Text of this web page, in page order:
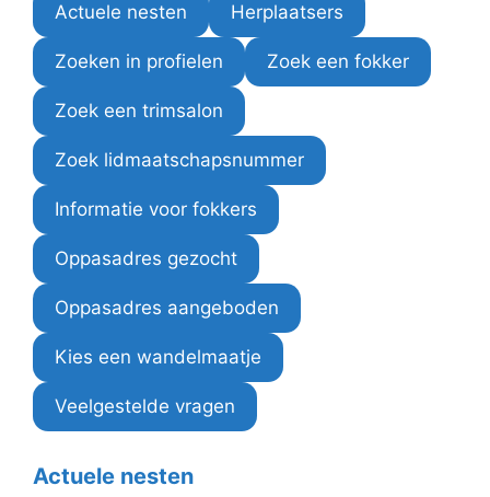
Actuele nesten Herplaatsers
Zoeken in profielen Zoek een fokker
Zoek een trimsalon
Zoek lidmaatschapsnummer
Informatie voor fokkers
Oppasadres gezocht
Oppasadres aangeboden
Kies een wandelmaatje
Veelgestelde vragen
Actuele nesten